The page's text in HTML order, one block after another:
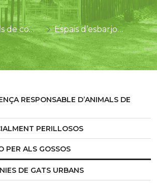
Animals de companyia Espais d’esbarjo per als gossos
RESPONSABLE D’ANIMALS DE
PERILLOSOS
PER ALS GOSSOS
DE GATS URBANS